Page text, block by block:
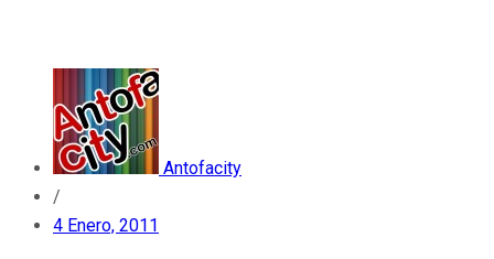
Antofacity
/
4 Enero, 2011